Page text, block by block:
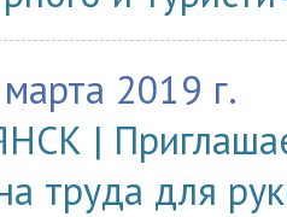
2019 г.
|
труда для